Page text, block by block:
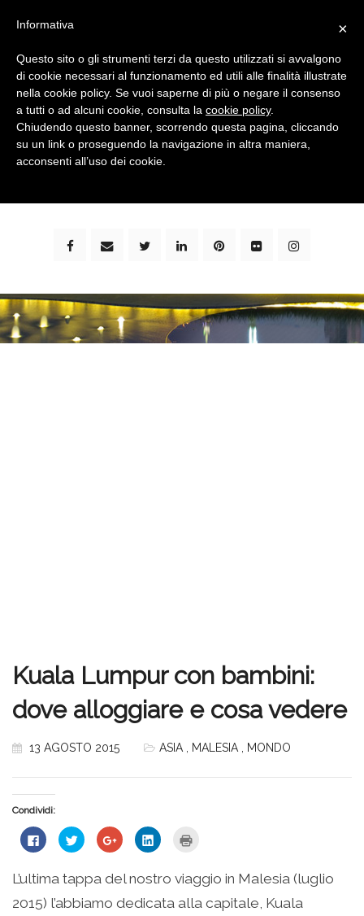
bimbi e viaggi - family travel blog: community #1 in
Kuala Lumpur con bambini:
dove alloggiare e cosa vedere
13 AGOSTO 2015 ASIA MALESIA MONDO
Condividi:
Fai
clic
su
Facebook
(Si
apre
Fai
clic
condividere
su
Twitter
(Si
Fai
clic
condividere
su
Google+
(Si
Fai
clic
condividere
su
LinkedIn
(Si
stampare
(Si
in
L’ultima tappa del nostro viaggio in Malesia (luglio
2015) l’abbiamo dedicata alla capitale, Kuala
×
Informativa
Questo sito o gli strumenti terzi da questo utilizzati si avvalgono
di cookie necessari al funzionamento ed utili alle finalità illustrate
nella cookie policy. Se vuoi saperne di più o negare il consenso
a tutti o ad alcuni cookie, consulta la cookie policy.
Chiudendo questo banner, scorrendo questa pagina, cliccando
su un link o proseguendo la navigazione in altra maniera,
acconsenti all’uso dei cookie.